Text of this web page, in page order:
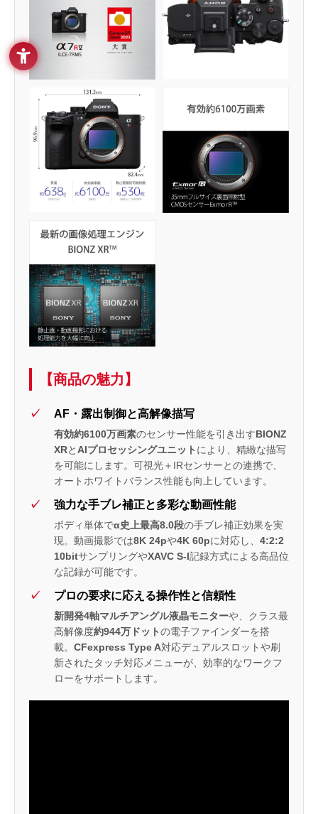
【商品の魅力】
AF・露出制御と高解像描写
有効約6100万画素のセンサー性能を引き出すBIONZ
XRとAIプロセッシングユニット により、精緻な描写
を可能にします。可視光＋IRセンサーとの連携で、
オートホワイトバランス性能も向上しています。
強力な手ブレ補正と多彩な動画性能
ボディ単体でα史上最高8.0段の手ブレ補正効果を実
現。動画撮影では8K 24pや4K 60pに対応し、 4:2:2
10bitサンプリングやXAVC S-I記録方式による高品位
な記録が可能です。
プロの要求に応える操作性と信頼性
新開発4軸マルチアングル液晶モニターや、クラス最
高解像度約944万ドットの電子ファインダーを搭
載。 CFexpress Type A対応デュアルスロットや刷
新されたタッチ対応メニューが、効率的なワークフ
ローをサポートします。